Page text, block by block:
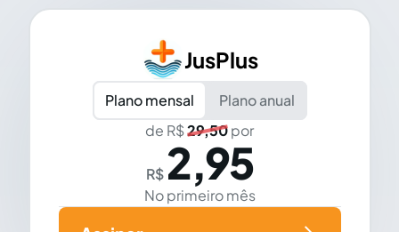
JusPlus
Plano mensal
Plano anual
de R$29,50por
R$ 2,95
No primeiro mês